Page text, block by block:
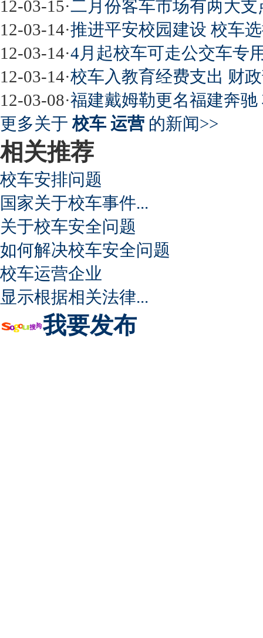
12-03-15·二月份客车市场有两大
12-03-14·推进平安校园建设 校车
12-03-14·4月起校车可走公交车专
12-03-14·校车入教育经费支出 财
12-03-08·福建戴姆勒更名福建奔
更多关于校车 运营 的新闻>>
相关推荐
校车安排问题
国家关于校车事件...
关于校车安全问题
如何解决校车安全问题
校车运营企业
显示根据相关法律...
我要发布